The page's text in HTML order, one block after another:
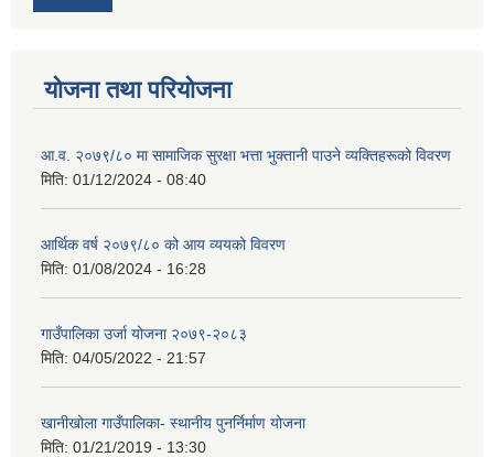
योजना तथा परियोजना
आ.व. २०७९/८० मा सामाजिक सुरक्षा भत्ता भुक्तानी पाउने व्यक्तिहरूको विवरण
मिति: 01/12/2024 - 08:40
आर्थिक वर्ष २०७९/८० को आय व्ययको विवरण
मिति: 01/08/2024 - 16:28
गाउँपालिका उर्जा योजना २०७९-२०८३
मिति: 04/05/2022 - 21:57
खानीखोला गाउँपालिका- स्थानीय पुनर्निर्माण योजना
मिति: 01/21/2019 - 13:30